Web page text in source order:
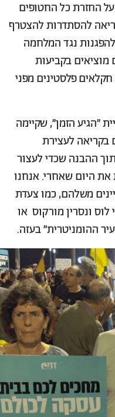
על החזרת כל החטופים
להסתדרות להצטרף
נגד המלחמה
בקביעות
פלסטינים מפני
״הגיע הזמן״, שקיימה
בקריאה לעצירת
ההבנה שכדי לעצור
את היום שאחרי. אנחנו
משלהם, כמו צעדת
לוס ונסרין מורקוס או
ההומניטרית״ בעזה.